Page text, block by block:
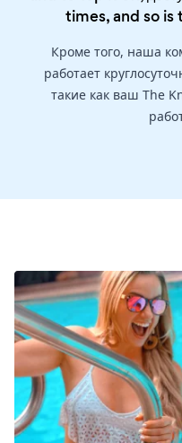
times, and so is
Кроме того, наша
работает
такие как ваш The